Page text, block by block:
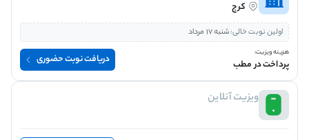
کرج
اولین نوبت خالی:شنبه 17 مرداد
هزینه ویزیت:
پرداخت در مطب دریافت نوبت حضوری
ویزیت آنلاین